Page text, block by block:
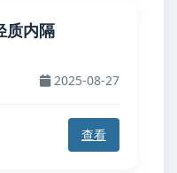
质内隔
2025-08-27
查看